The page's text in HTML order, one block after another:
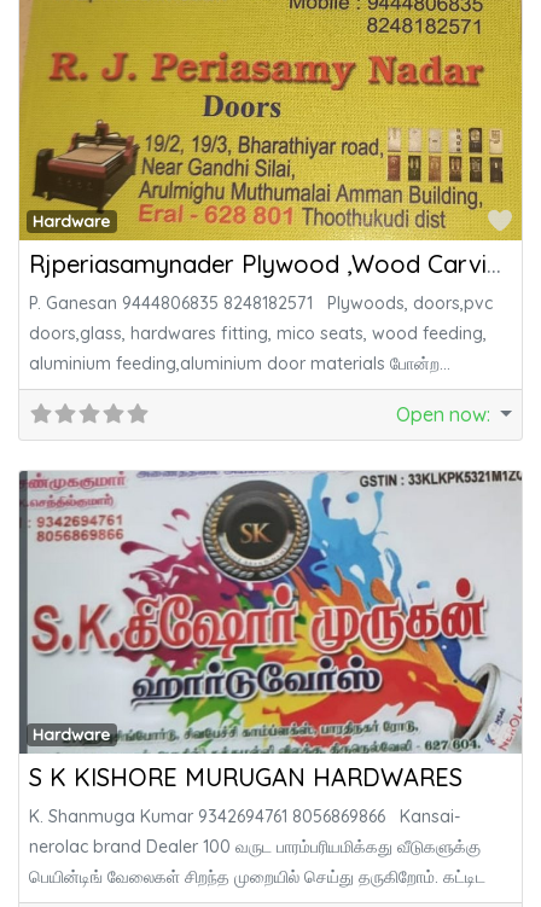
Hardware
Rjperiasamynader Plywood ,Wood Carving and Membrane Door factory
P. Ganesan 9444806835 8248182571 Plywoods, doors,pvc
doors,glass, hardwares fitting, mico seats, wood feeding,
aluminium feeding,aluminium door materials போன்ற
அனைத்து
Open now:
Hardware
S K KISHORE MURUGAN HARDWARES
K. Shanmuga Kumar 9342694761 8056869866 Kansai-
nerolac brand Dealer 100 வருட பாரம்பரியமிக்கது வீடுகளுக்கு
பெயின்டிங் வேலைகள் சிறந்த முறையில் செய்து தருகிறோம். கட்டிட